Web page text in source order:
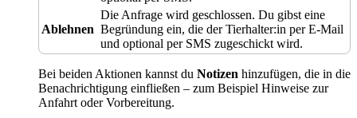
Ablehnen
Die Anfrage wird geschlossen. Du gibst eine
Begründung ein, die der Tierhalter:in per E-Mail
und optional per SMS zugeschickt wird.
Bei beiden Aktionen kannst du Notizen hinzufügen, die in die
Benachrichtigung einfließen – zum Beispiel Hinweise zur
Anfahrt oder Vorbereitung.